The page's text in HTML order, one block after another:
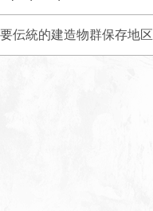
伝統的建造物群保存地区